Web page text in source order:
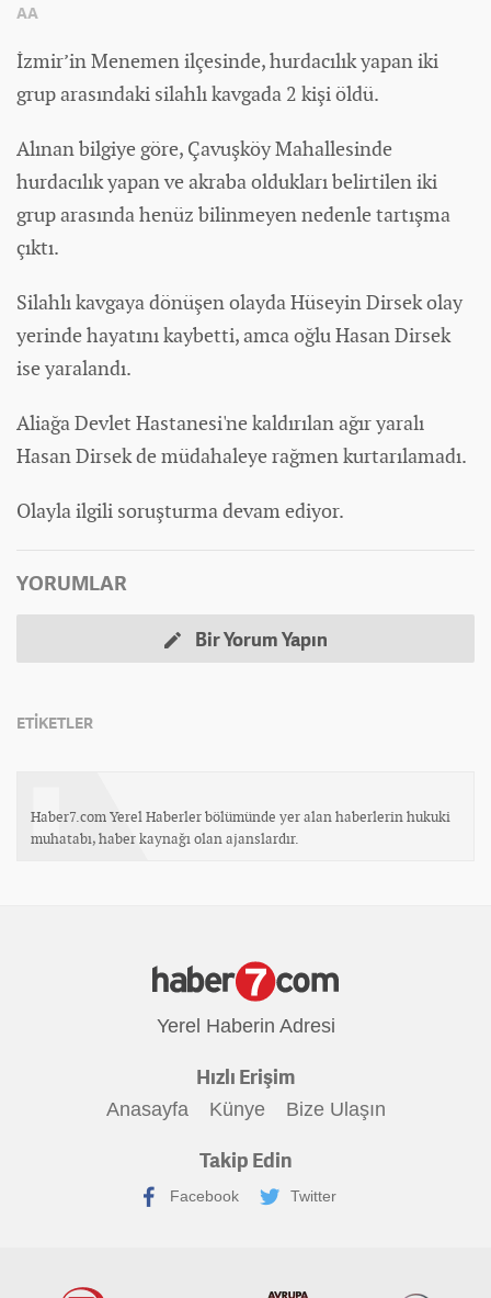
AA
İzmir’in Menemen ilçesinde, hurdacılık yapan iki
grup arasındaki silahlı kavgada 2 kişi öldü.
Alınan bilgiye göre, Çavuşköy Mahallesinde
hurdacılık yapan ve akraba oldukları belirtilen iki
grup arasında henüz bilinmeyen nedenle tartışma
çıktı.
Silahlı kavgaya dönüşen olayda Hüseyin Dirsek olay
yerinde hayatını kaybetti, amca oğlu Hasan Dirsek
ise yaralandı.
Aliağa Devlet Hastanesi'ne kaldırılan ağır yaralı
Hasan Dirsek de müdahaleye rağmen kurtarılamadı.
Olayla ilgili soruşturma devam ediyor.
YORUMLAR
Bir Yorum Yapın
ETİKETLER
Haber7.com Yerel Haberler bölümünde yer alan haberlerin hukuki
muhatabı, haber kaynağı olan ajanslardır.
Yerel Haberin Adresi
Hızlı Erişim
Anasayfa Künye Bize Ulaşın
Takip Edin
Facebook Twitter